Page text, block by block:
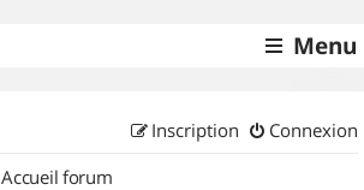
Menu
Connexion
Inscription
Accueil forum